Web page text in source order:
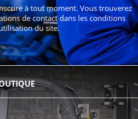
à tout moment. Vous trouverez
de contact dans les conditions
du site.